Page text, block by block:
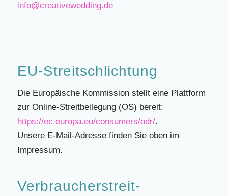
info@creativewedding.de
EU-Streitschlichtung
Die Europäische Kommission stellt eine Plattform
zur Online-Streitbeilegung (OS) bereit:
https://ec.europa.eu/consumers/odr/.
Unsere E-Mail-Adresse finden Sie oben im
Impressum.
Verbraucher­streit­